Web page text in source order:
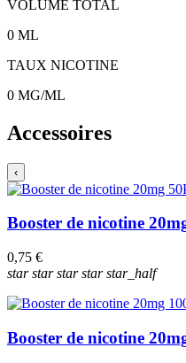
VOLUME TOTAL
0 ML
TAUX NICOTINE
0 MG/ML
Accessoires
‹
Booster de nicotine
0,75 €
starstarstarstarstar_half
Booster de nicotine